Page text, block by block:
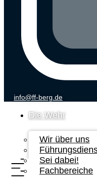
info@ff-berg.de
Die Wehr
Wir über uns
Sei dabei!
Fachbereiche